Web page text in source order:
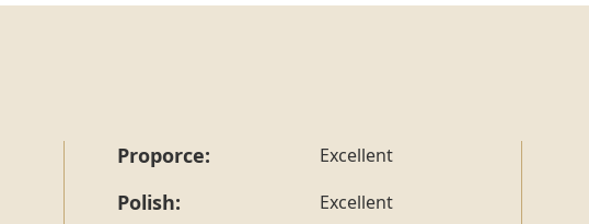
Proporce: Excellent
Polish: Excellent